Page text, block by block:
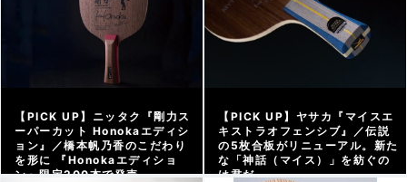
【PICK UP】ニッタク『剛力ス
ーパーカット Honokaエディシ
ョン』／橋本帆乃香のこだわり
を形に 『Honokaエディショ
ン』限定200本で発売
【PICK UP】ヤサカ『マイスエ
キストラオフェンシブ』／伝説
の5枚合板がリニューアル。新た
な「神話（マイス）」を紡ぐの
は君だ